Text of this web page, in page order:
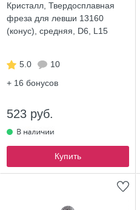
Кристалл, Твердосплавная
фреза для левши 13160
(конус), средняя, D6, L15
5.0
10
+ 16 бонусов
523 руб.
Купить